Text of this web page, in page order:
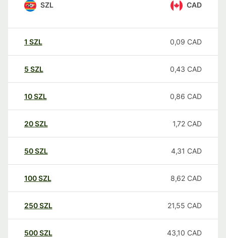
SZL CAD
1 SZL 0,09 CAD
5 SZL 0,43 CAD
10SZL 0,86 CAD
20SZL 1,72 CAD
50SZL 4,31 CAD
100SZL 8,62 CAD
250SZL 21,55 CAD
500SZL 43,10 CAD